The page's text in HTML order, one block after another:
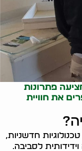
פתרונות
את חוויית
חדשניות,
לסביבה.